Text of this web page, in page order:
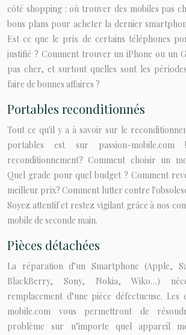
côté shopping : où trouver des mobiles pas
bons plans pour acheter la dernier
Est ce que le prix de certains téléphones
justifié ? Comment trouver un iPhone ou un
pas cher, et surtout quelles sont les
faire de bonnes affaires ?
Portables reconditionnés
Tout ce qu'il y a à savoir sur le
portables est sur passion-
reconditionnement? Comment choisir un
Quel grade pour quel budget ? Comment
meilleur prix? Comment lutter contre
Soyez attentif et restez vigilant grâce à nos
mobile de seconde main.
Pièces détachées
La réparation d’un Smartphone (Apple,
BlackBerry, Sony, Nokia, Wiko…)
remplacement d’une pièce défectueuse. Les
mobile.com vous permettront de
problème sur n’importe quel appareil